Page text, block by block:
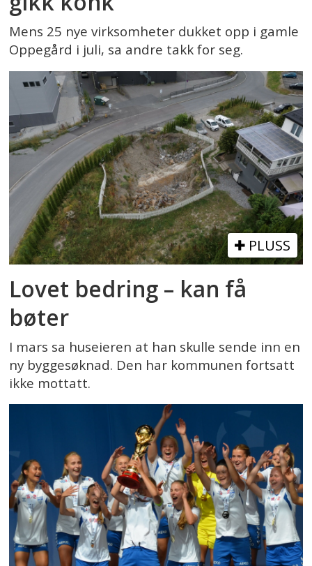
Mens 25 nye virksomheter dukket opp i gamle
Oppegård i juli, sa andre takk for seg.
PLUSS
Lovet bedring – kan få
bøter
I mars sa huseieren at han skulle sende inn en
ny byggesøknad. Den har kommunen fortsatt
ikke mottatt.